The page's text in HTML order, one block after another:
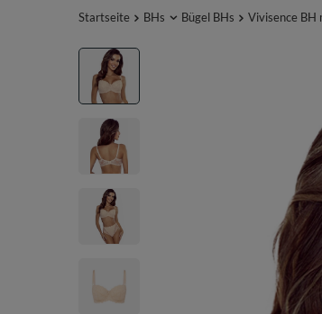
Startseite BHs Bügel BHs Vivisence BH